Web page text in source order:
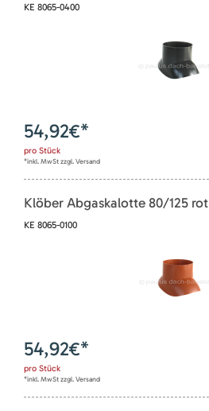
KE 8065-0400
54,92€*
pro Stück
*inkl. MwSt zzgl. Versand
Klöber Abgaskalotte 80/125 rot
KE 8065-0100
54,92€*
pro Stück
*inkl. MwSt zzgl. Versand